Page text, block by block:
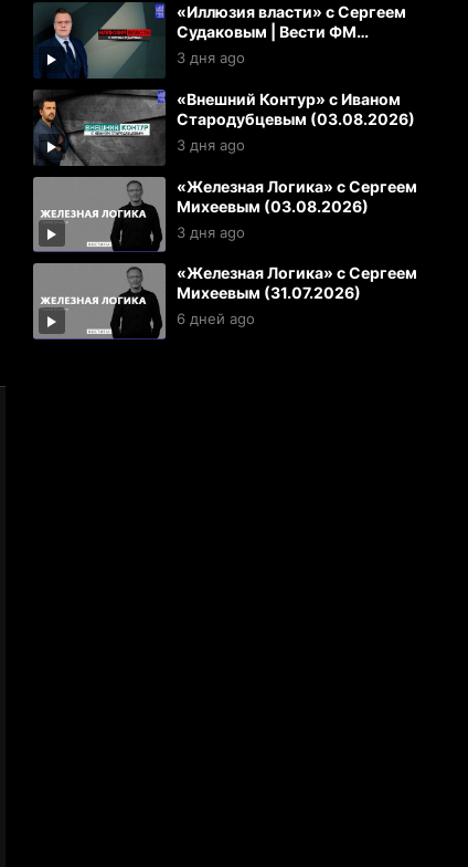
«Иллюзия власти» с Сергеем
Судаковым | Вести ФМ
(03.08.2026)
3 дня ago
«Внешний Контур» с Иваном
Стародубцевым (03.08.2026)
3 дня ago
«Железная Логика» с Сергеем
Михеевым (03.08.2026)
3 дня ago
«Железная Логика» с Сергеем
Михеевым (31.07.2026)
6 дней ago